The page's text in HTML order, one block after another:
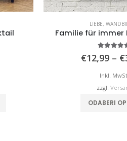
LIEBE,
Familie für immer
€12,99 – €
Inkl.
zzgl.
ODABERI